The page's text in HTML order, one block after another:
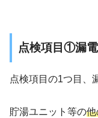
点検項目①漏
点検項目の1つ目、
貯湯ユニット等の他